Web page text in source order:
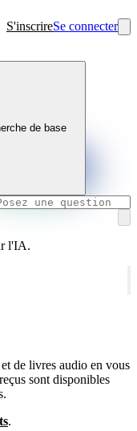
S'inscrireSe connecter
de base
l'IA.
de livres audio en vous
sont disponibles
.